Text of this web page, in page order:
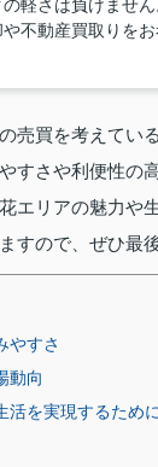
軽さは負けませ
不動産買取りを
売買を考えてい
すさや利便性の
エリアの魅力や
すので、ぜひ最
やすさ
動向
活を実現するために